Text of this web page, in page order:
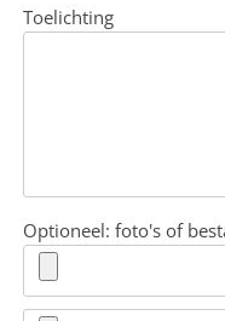
Toelichting
Optioneel: foto's of